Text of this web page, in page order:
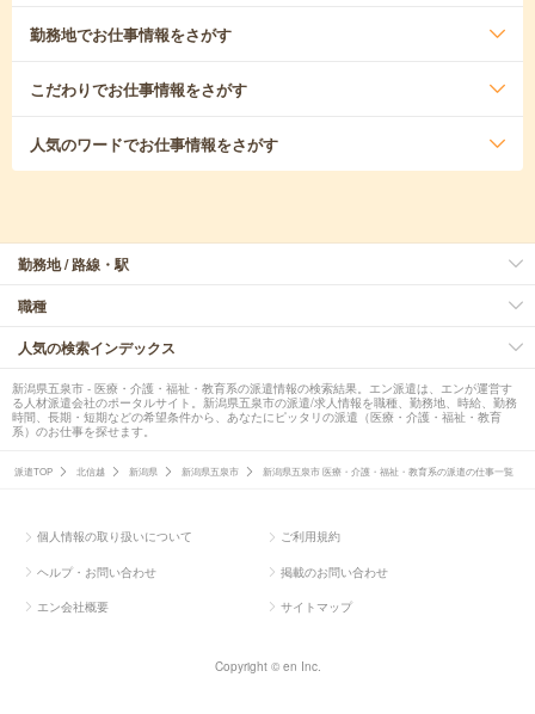
勤務地でお仕事情報をさがす
こだわりでお仕事情報をさがす
人気のワードでお仕事情報をさがす
勤務地 / 路線・駅
職種
人気の検索インデックス
新潟県五泉市 - 医療・介護・福祉・教育系の派遣情報の検索結果。エン派遣は、エンが運営す
る人材派遣会社のポータルサイト。新潟県五泉市の派遣/求人情報を職種、勤務地、時給、勤務
時間、長期・短期などの希望条件から、あなたにピッタリの派遣（医療・介護・福祉・教育
系）のお仕事を探せます。
派遣TOP 北信越 新潟県 新潟県五泉市 新潟県五泉市 医療・介護・福祉・教育系の派遣の仕事一覧
個人情報の取り扱いについて ご利用規約
ヘルプ・お問い合わせ 掲載のお問い合わせ
エン会社概要 サイトマップ
Copyright © en Inc.